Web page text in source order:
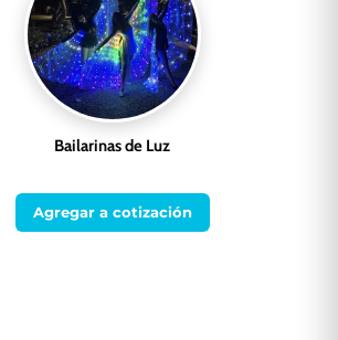
Bailarinas de Luz
Agregar a cotización